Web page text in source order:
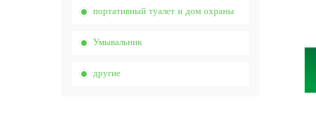
портативный туалет и дом охраны
Умывальник
другие